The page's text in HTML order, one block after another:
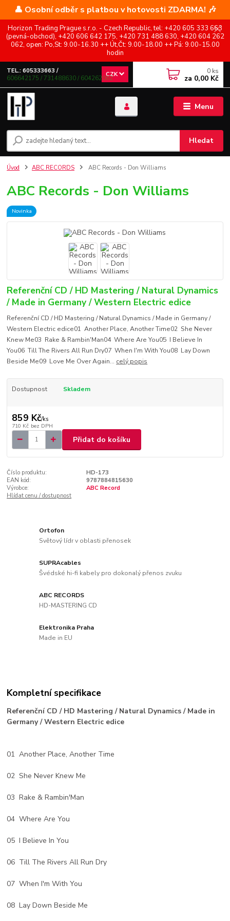
👤 Osobní odběr s platbou v hotovosti ZDARMA! 🎶
Horizon Trading Prague s.r.o. - Czech Republic, tel: +420 605 333 663
(pevná-obchod), +420 606 642 175, +420 731 488 630, +420 604 262
062, open: Po,St: 9.00-16.30 ++ Út,Čt: 9.00-18.00 ++ Pá: 9.00-15.00
hodin
Menu
CZK
Hledat
TEL.: 605333663 /
606642175 / 731488630 / 604262062
0 ks
za 0,00 Kč
Úvod ABC RECORDS ABC Records - Don Williams
ABC Records - Don Williams
Novinka
Referenční CD / HD Mastering / Natural Dynamics
/ Made in Germany / Western Electric edice
Referenční CD / HD Mastering / Natural Dynamics / Made in Germany /
Western Electric edice01 Another Place, Another Time02 She Never
Knew Me03 Rake & Rambin'Man04 Where Are You05 I Believe In
You06 Till The Rivers All Run Dry07 When I'm With You08 Lay Down
Beside Me09 Love Me Over Again... celý popis
Dostupnost Skladem
859 Kč/ks
710 Kč bez DPH
Přidat do košíku
Číslo produktu:
HD-173
EAN kód:
9787884815630
Výrobce:
ABC Record
Hlídat cenu / dostupnost
Ortofon
Světový lídr v oblasti přenosek
SUPRAcables
Švédské hi-fi kabely pro dokonalý přenos zvuku
ABC RECORDS
HD-MASTERING CD
Elektronika Praha
Made in EU
Kompletní specifikace
Referenční CD / HD Mastering / Natural Dynamics / Made in
Germany / Western Electric edice
01 Another Place, Another Time
02 She Never Knew Me
03 Rake & Rambin'Man
04 Where Are You
05 I Believe In You
06 Till The Rivers All Run Dry
07 When I'm With You
08 Lay Down Beside Me